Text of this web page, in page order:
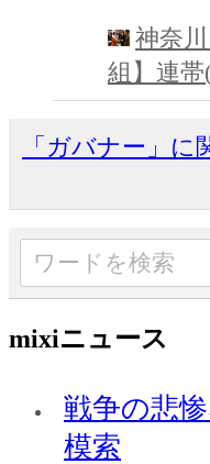
神奈
組】連帯
「ガバナー」
mixiニュース
戦争の悲
模索